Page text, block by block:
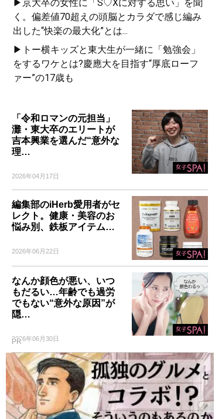
▶京大卒の女性に「S♡Xに対する思い」を聞
く。偏差値70超えの頭脳とカラダで感じ編み
出した“快楽の最大化”とは...
▶トー横キッズと東大生が一緒に「勉強会」
をするワケとは?慶應大を目指す“厚底ローフ
ァー”の17歳も
「令和ロマンの元担当」
灘・東大卒のエリートが
吉本興業を選んだ“意外な
理…
2026年04月17日
編集部のiHerb愛用者がセ
レクト。健康・美容のお
悩み別、鉄板アイテム…
2026年06月22日
なんか顔色が悪い、いつ
もだるい…年齢でも過労
でもない“意外な原因”が
隠…
2026年06月30日
PR